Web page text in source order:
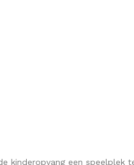
kinderopvang een speelplek